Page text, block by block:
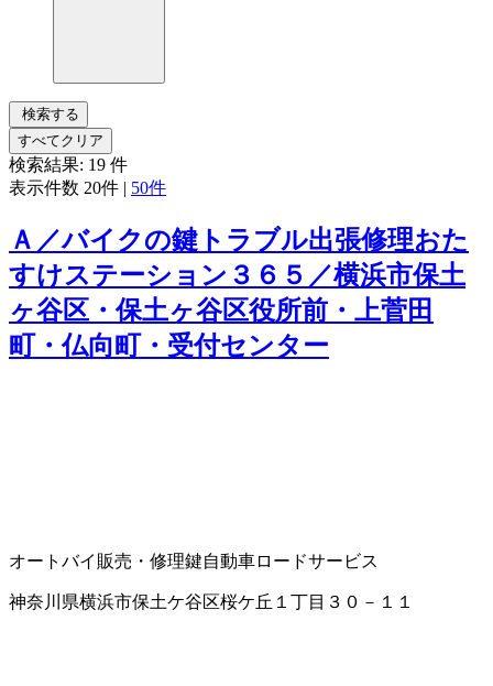
検索する
すべてクリア
検索結果: 19 件
表示件数 20件 | 50件
Ａ／バイクの鍵トラブル出張修理おた
すけステーション３６５／横浜市保土
ヶ谷区・保土ヶ谷区役所前・上菅田
町・仏向町・受付センター
オートバイ販売・修理鍵自動車ロードサービス
神奈川県横浜市保土ケ谷区桜ケ丘１丁目３０－１１